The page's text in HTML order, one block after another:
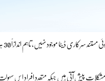
پیش آتی ہیں جبکہ متعدد افراد اس سہولت